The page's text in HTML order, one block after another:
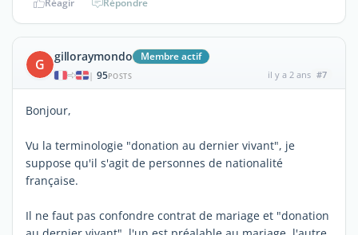
G gilloraymondo Membre actif
| 95POSTS il y a 2 ans #7
Bonjour,
Vu la terminologie "donation au dernier vivant", je
suppose qu'il s'agit de personnes de nationalité
française.
Il ne faut pas confondre contrat de mariage et "donation